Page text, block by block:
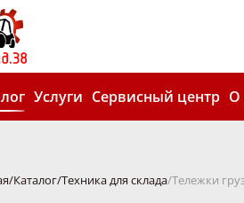
Услуги Сервисный центр О
Каталог Техника для склада Тележки